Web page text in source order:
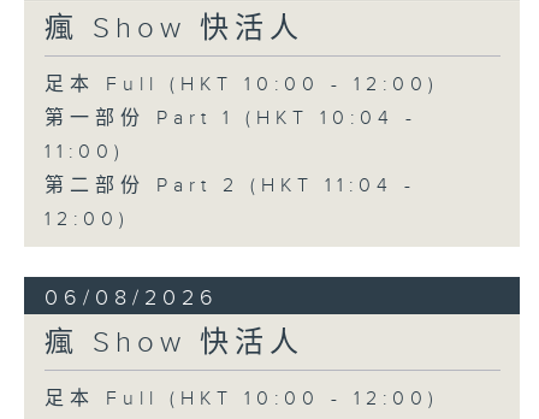
瘋 Show 快活人
足本 Full (HKT 10:00 - 12:00)
第一部份 Part 1 (HKT 10:04 -
11:00)
第二部份 Part 2 (HKT 11:04 -
12:00)
06/08/2026
瘋 Show 快活人
足本 Full (HKT 10:00 - 12:00)